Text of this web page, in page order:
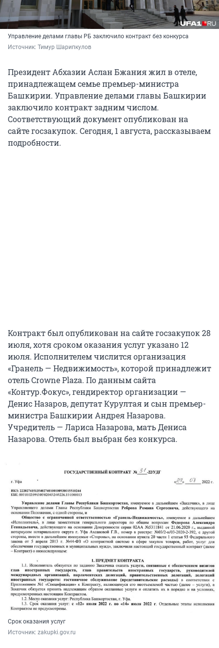
Управление делами главы РБ заключило контракт без конкурса
Источник: Тимур Шарипкулов
Президент Абхазии Аслан Бжания жил в отеле,
принадлежащем семье премьер-министра
Башкирии. Управление делами главы Башкирии
заключило контракт задним числом.
Соответствующий документ опубликован на
сайте госзакупок. Сегодня, 1 августа, рассказываем
подробности.
Контракт был опубликован на сайте госзакупок 28
июля, хотя сроком оказания услуг указано 12
июля. Исполнителем числится организация
«Гранель — Недвижимость», которой принадлежит
отель Crowne Plaza. По данным сайта
«Контур.Фокус», гендиректор организации —
Денис Назаров, депутат Курултая и сын премьер-
министра Башкирии Андрея Назарова.
Учредитель — Лариса Назарова, мать Дениса
Назарова. Отель был выбран без конкурса.
Срок оказания услуг
Источник: zakupki.gov.ru